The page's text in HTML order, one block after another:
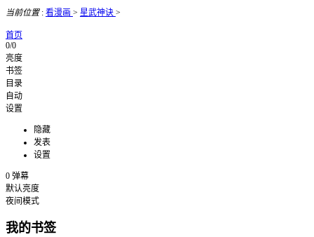
当前位置: 看漫画 > 星武神诀 >
首页
0/0
亮度
书签
目录
自动
设置
隐藏
发表
设置
0 弹幕
默认亮度
夜间模式
我的书签